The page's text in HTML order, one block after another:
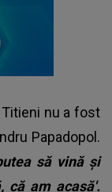
nu a fost
Papadopol.
să vină și
că am acasă'.